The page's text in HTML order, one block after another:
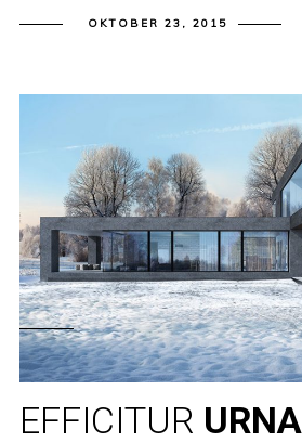
OKTOBER 23, 2015
EFFICITUR URNA